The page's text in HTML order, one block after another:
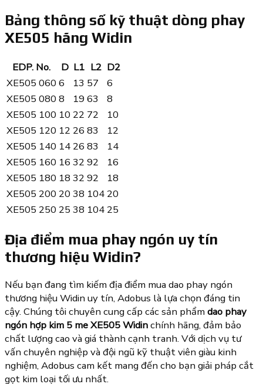
Bảng thông số kỹ thuật dòng phay
XE505 hãng Widin
EDP. No. D L1 L2 D2
XE505 060 6 13 57
6
XE505 080 8 19 63
8
XE505 100 10 22 72
10
XE505 120 12 26 83
12
XE505 140 14 26 83
14
XE505 160 16 32 92
16
XE505 180 18 32 92
18
XE505 200 20 38 104 20
XE505 250 25 38 104 25
Địa điểm mua phay ngón uy tín
thương hiệu Widin?
Nếu bạn đang tìm kiếm địa điểm mua dao phay ngón
thương hiệu Widin uy tín, Adobus là lựa chọn đáng tin
cậy. Chúng tôi chuyên cung cấp các sản phẩm dao phay
ngón hợp kim 5 me XE505 Widinchính hãng, đảm bảo
chất lượng cao và giá thành cạnh tranh. Với dịch vụ tư
vấn chuyên nghiệp và đội ngũ kỹ thuật viên giàu kinh
nghiệm, Adobus cam kết mang đến cho bạn giải pháp cắt
gọt kim loại tối ưu nhất.